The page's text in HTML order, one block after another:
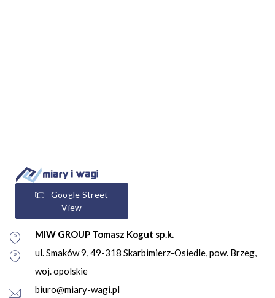
Google Street
View
MIW GROUP Tomasz Kogut sp.k.
ul. Smaków 9, 49-318 Skarbimierz-Osiedle, pow. Brzeg,
woj. opolskie
biuro@miary-wagi.pl